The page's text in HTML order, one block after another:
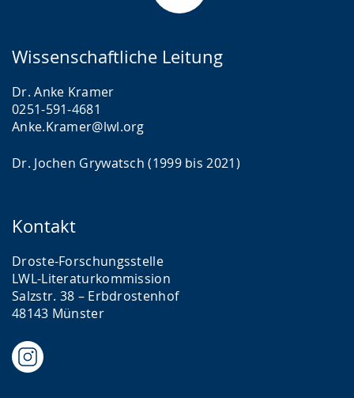
Wissenschaftliche Leitung
Dr. Anke Kramer
0251-591-4681
Anke.Kramer@lwl.org
Dr. Jochen Grywatsch (1999 bis 2021)
Kontakt
Droste-Forschungsstelle
LWL-Literaturkommission
Salzstr. 38 – Erbdrostenhof
48143 Münster